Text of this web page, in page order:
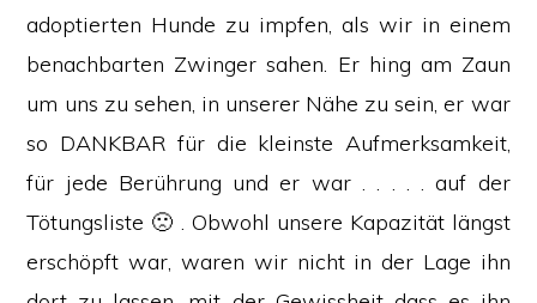
adoptierten Hunde zu impfen, als wir in einem
benachbarten Zwinger sahen. Er hing am Zaun
um uns zu sehen, in unserer Nähe zu sein, er war
so DANKBAR für die kleinste Aufmerksamkeit,
für jede Berührung und er war . . . . . auf der
Tötungsliste 🙁 . Obwohl unsere Kapazität längst
erschöpft war, waren wir nicht in der Lage ihn